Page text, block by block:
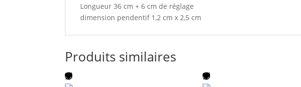
Longueur 36 cm + 6 cm de réglage
dimension pendentif 1,2 cm x 2,5 cm
Produits similaires